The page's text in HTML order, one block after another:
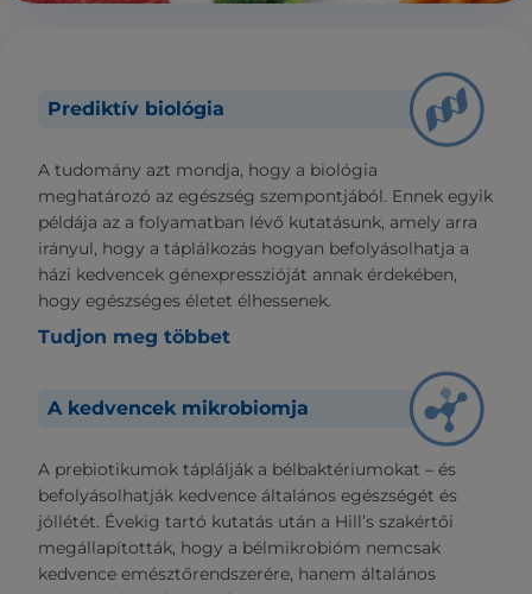
Prediktív biológia
A tudomány azt mondja, hogy a biológia
meghatározó az egészség szempontjából. Ennek egyik
példája az a folyamatban lévő kutatásunk, amely arra
irányul, hogy a táplálkozás hogyan befolyásolhatja a
házi kedvencek génexpresszióját annak érdekében,
hogy egészséges életet élhessenek.
Tudjon meg többet
A kedvencek mikrobiomja
A prebiotikumok táplálják a bélbaktériumokat – és
befolyásolhatják kedvence általános egészségét és
jóllétét. Évekig tartó kutatás után a Hill’s szakértői
megállapították, hogy a bélmikrobióm nemcsak
kedvence emésztőrendszerére, hanem általános